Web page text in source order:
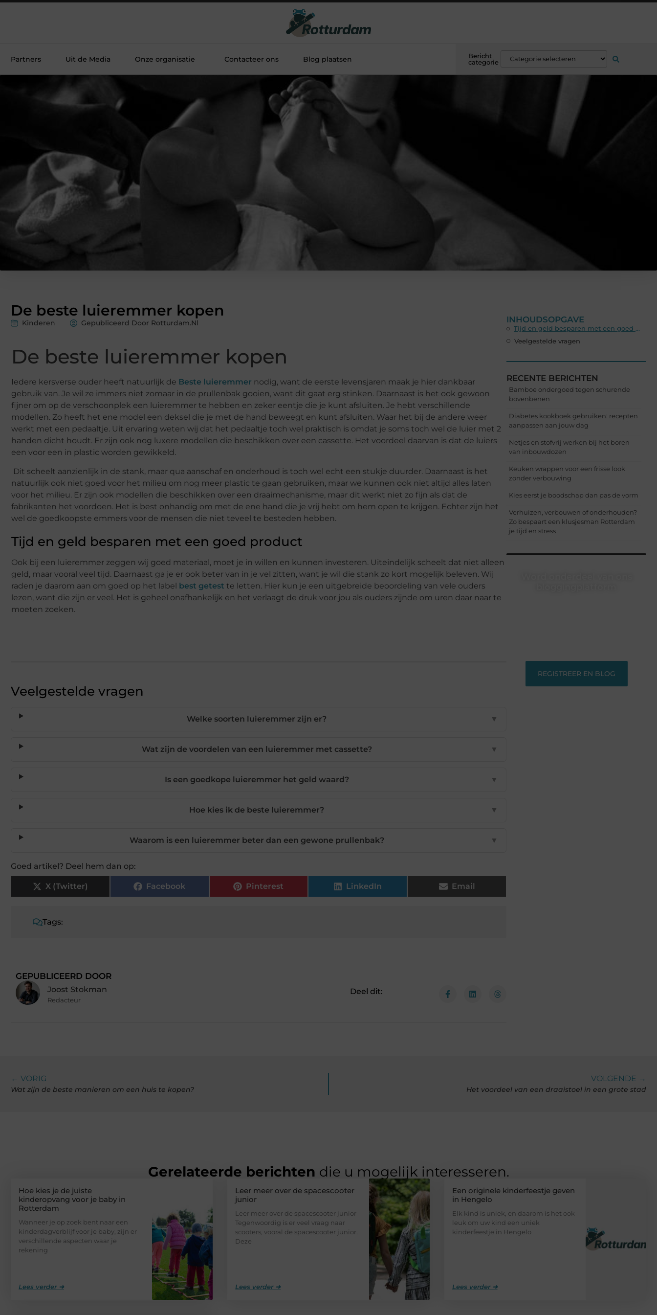
Partners Uit de Media Onze organisatie Contacteer ons Blog plaatsen
Bericht
categorie
De beste luieremmer kopen
Kinderen Gepubliceerd Door Rotturdam.nl
De beste luieremmer kopen
Iedere kersverse ouder heeft natuurlijk de Beste luieremmer nodig, want de eerste levensjaren maak je hier dankbaar
gebruik van. Je wil ze immers niet zomaar in de prullenbak gooien, want dit gaat erg stinken. Daarnaast is het ook gewoon
fijner om op de verschoonplek een luieremmer te hebben en zeker eentje die je kunt afsluiten. Je hebt verschillende
modellen. Zo heeft het ene model een deksel die je met de hand beweegt en kunt afsluiten. Waar het bij de andere weer
werkt met een pedaaltje. Uit ervaring weten wij dat het pedaaltje toch wel praktisch is omdat je soms toch wel de luier met 2
handen dicht houdt. Er zijn ook nog luxere modellen die beschikken over een cassette. Het voordeel daarvan is dat de luiers
een voor een in plastic worden gewikkeld.
Dit scheelt aanzienlijk in de stank, maar qua aanschaf en onderhoud is toch wel echt een stukje duurder. Daarnaast is het
natuurlijk ook niet goed voor het milieu om nog meer plastic te gaan gebruiken, maar we kunnen ook niet altijd alles laten
voor het milieu. Er zijn ook modellen die beschikken over een draaimechanisme, maar dit werkt niet zo fijn als dat de
fabrikanten het voordoen. Het is best onhandig om met de ene hand die je vrij hebt om hem open te krijgen. Echter zijn het
wel de goedkoopste emmers voor de mensen die niet teveel te besteden hebben.
Tijd en geld besparen met een goed product
Ook bij een luieremmer zeggen wij goed materiaal, moet je in willen en kunnen investeren. Uiteindelijk scheelt dat niet alleen
geld, maar vooral veel tijd. Daarnaast ga je er ook beter van in je vel zitten, want je wil die stank zo kort mogelijk beleven. Wij
raden je daarom aan om goed op het label best getest te letten. Hier kun je een uitgebreide beoordeling van vele ouders
lezen, want die zijn er veel. Het is geheel onafhankelijk en het verlaagt de druk voor jou als ouders zijnde om uren daar naar te
moeten zoeken.
Veelgestelde vragen
Welke soorten luieremmer zijn er? ▼
Wat zijn de voordelen van een luieremmer met cassette? ▼
Is een goedkope luieremmer het geld waard? ▼
Hoe kies ik de beste luieremmer? ▼
Waarom is een luieremmer beter dan een gewone prullenbak? ▼
Goed artikel? Deel hem dan op:
X (Twitter) Facebook Pinterest LinkedIn Email
Tags:
GEPUBLICEERD DOOR
Joost Stokman
Redacteur
Deel dit:
INHOUDSOPGAVE
Tijd en geld besparen met een goed product
Veelgestelde vragen
RECENTE BERICHTEN
Bamboe ondergoed tegen schurende
bovenbenen
Diabetes kookboek gebruiken: recepten
aanpassen aan jouw dag
Netjes en stofvrij werken bij het boren
van inbouwdozen
Keuken wrappen voor een frisse look
zonder verbouwing
Kies eerst je boodschap dan pas de vorm
Verhuizen, verbouwen of onderhouden?
Zo bespaart een klusjesman Rotterdam
je tijd en stress
REGISTREER EN BLOG
← VORIG
Wat zijn de beste manieren om een ​​huis te kopen?
VOLGENDE →
Het voordeel van een draaistoel in een grote stad
Gerelateerde berichten die u mogelijk interesseren.
Hoe kies je de juiste
kinderopvang voor je baby in
Rotterdam
Wanneer je op zoek bent naar een
kinderdagverblijf voor je baby, zijn er
verschillende aspecten waar je
rekening
Lees verder ➜
Leer meer over de spacescooter
junior
Leer meer over de spacescooter junior
Tegenwoordig is er veel vraag naar
scooters, vooral de spacescooter junior.
Deze
Lees verder ➜
Een originele kinderfeestje geven
in Hengelo
Elk kind is uniek, en daarom is het ook
leuk om uw kind een uniek
kinderfeestje in Hengelo
Lees verder ➜